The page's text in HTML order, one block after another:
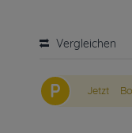
Vergleichen
P Jetzt